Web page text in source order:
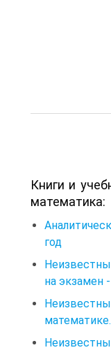
Книги и
математика:
год
на экзамен